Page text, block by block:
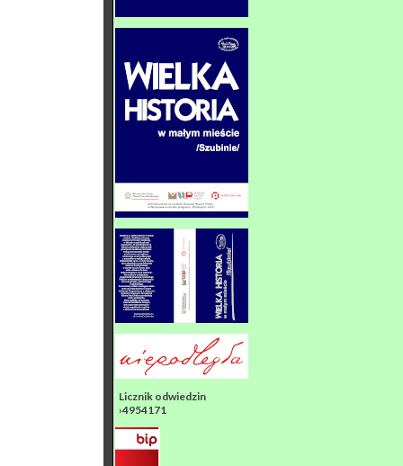
Licznik odwiedzin
›4954171